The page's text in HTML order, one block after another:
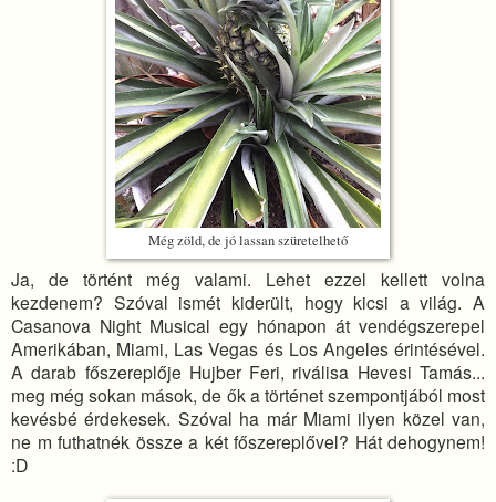
Még zöld, de jó lassan szüretelhető
Ja, de történt még valami. Lehet ezzel kellett volna
kezdenem? Szóval ismét kiderült, hogy kicsi a világ. A
Casanova Night Musical egy hónapon át vendégszerepel
Amerikában, Miami, Las Vegas és Los Angeles érintésével.
A darab főszereplője Hujber Feri, riválisa Hevesi Tamás...
meg még sokan mások, de ők a történet szempontjából most
kevésbé érdekesek. Szóval ha már Miami ilyen közel van,
ne m futhatnék össze a két főszereplővel? Hát dehogynem!
:D